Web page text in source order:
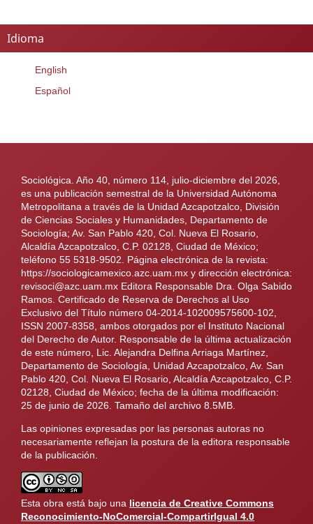
Idioma
English
Español
Sociológica. Año 40, número 114, julio-diciembre del 2026,
es una publicación semestral de la Universidad Autónoma
Metropolitana a través de la Unidad Azcapotzalco, División
de Ciencias Sociales y Humanidades, Departamento de
Sociología; Av. San Pablo 420, Col. Nueva El Rosario,
Alcaldía Azcapotzalco, C.P. 02128, Ciudad de México;
teléfono 55 5318-9502. Página electrónica de la revista:
https://sociologicamexico.azc.uam.mx y dirección electrónica:
revisoci@azc.uam.mx Editora Responsable Dra. Olga Sabido
Ramos. Certificado de Reserva de Derechos al Uso
Exclusivo del Título número 04-2014-102009575600-102,
ISSN 2007-8358, ambos otorgados por el Instituto Nacional
del Derecho de Autor. Responsable de la última actualización
de este número, Lic. Alejandra Delfina Arriaga Martínez,
Departamento de Sociología, Unidad Azcapotzalco, Av. San
Pablo 420, Col. Nueva El Rosario, Alcaldía Azcapotzalco, C.P.
02128, Ciudad de México; fecha de la última modificación:
25 de junio de 2026. Tamaño del archivo 8.5MB.
Las opiniones expresadas por las personas autoras no
necesariamente reflejan la postura de la editora responsable
de la publicación.
Esta obra está bajo una licencia de Creative Commons
Reconocimiento-NoComercial-CompartirIgual 4.0